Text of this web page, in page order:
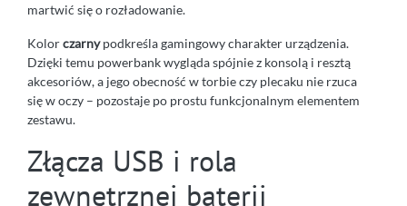
martwić się o rozładowanie.
Kolorczarnypodkreśla gamingowy charakter urządzenia.
Dzięki temu powerbank wygląda spójnie z konsolą i resztą
akcesoriów, a jego obecność w torbie czy plecaku nie rzuca
się w oczy – pozostaje po prostu funkcjonalnym elementem
zestawu.
Złącza USB i rola
zewnętrznej baterii